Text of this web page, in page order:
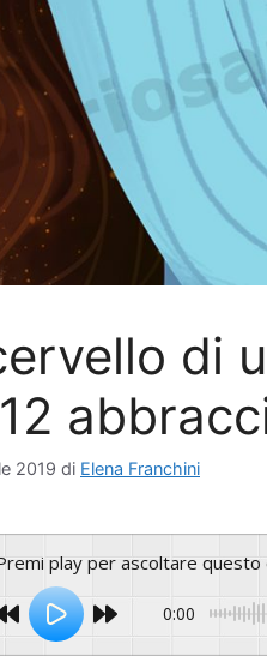
di
2019 di Elena Franchini
Premi play per ascoltare
0:00